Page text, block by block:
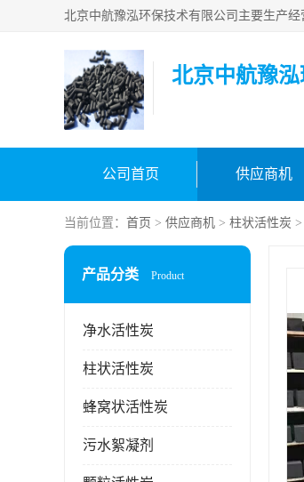
北京中航豫
公司首页 供应商机
当前位置： 首页 > 供应商机 > 柱状活性炭
产品分类 Product
净水活性炭
柱状活性炭
蜂窝状活性炭
污水絮凝剂